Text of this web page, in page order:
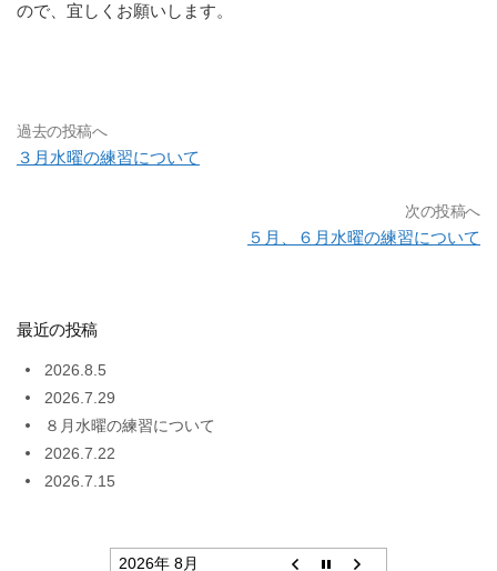
プ
ので、宜しくお願いします。
過去の投稿へ
３月水曜の練習について
次の投稿へ
５月、６月水曜の練習について
最近の投稿
2026.8.5
2026.7.29
８月水曜の練習について
2026.7.22
2026.7.15
2026年 8月